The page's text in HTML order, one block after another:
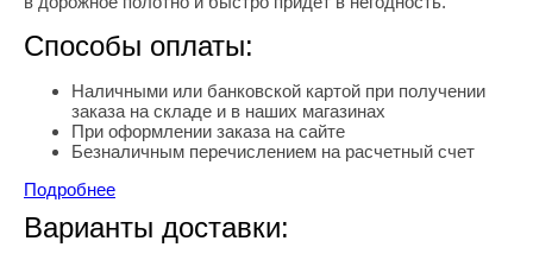
Способы оплаты:
Наличными или банковской картой при получении
заказа на складе и в наших магазинах
При оформлении заказа на сайте
Безналичным перечислением на расчетный счет
Подробнее
Варианты доставки: